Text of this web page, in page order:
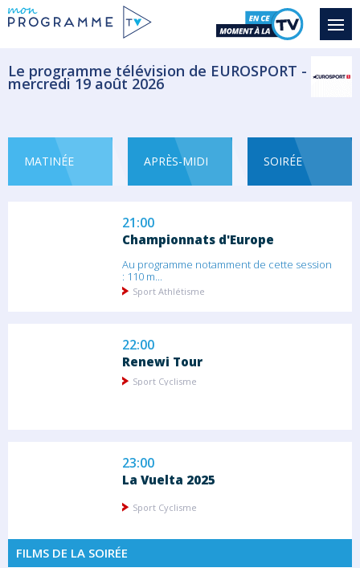
Le programme télévision de EUROSPORT -
mercredi 19 août 2026
MATINÉE APRÈS-MIDI SOIRÉE
Masters 1000 de Cincinnati
Sport Tennis
Sport Tennis
21:00
Championnats d'Europe
Au programme notamment de cette session
: 110 m...
Sport Athlétisme
22:00
Renewi Tour
Sport Cyclisme
23:00
La Vuelta 2025
Sport Cyclisme
FILMS DE LA SOIRÉE